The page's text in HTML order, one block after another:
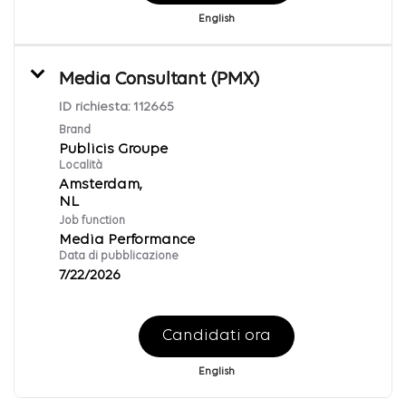
English
Media Consultant (PMX)
ID richiesta: 112665
Brand
Publicis Groupe
Località
Amsterdam,
Job function
Media Performance
Data di pubblicazione
7/22/2026
Candidati ora
English